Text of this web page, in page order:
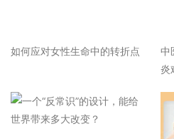
如何应对女性生命中的转折点
中
炎